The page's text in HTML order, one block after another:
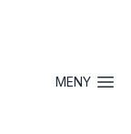
MENYÖppna